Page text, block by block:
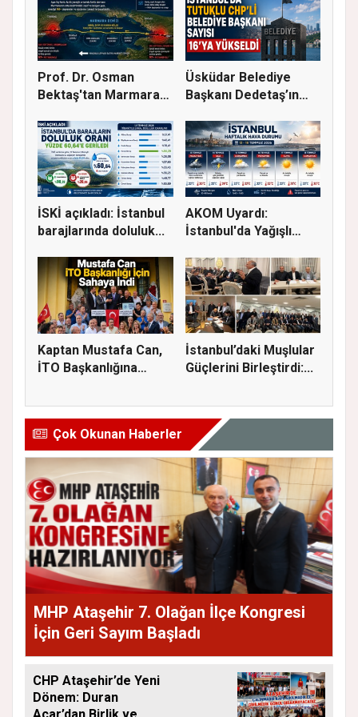
Prof. Dr. Osman
Bektaş'tan Marmara
Üsküdar Belediye
Başkanı Dedetaş’ın
İSKİ açıkladı: İstanbul
barajlarında doluluk...
AKOM Uyardı:
İstanbul'da Yağışlı
Kaptan Mustafa Can,
İTO Başkanlığına
İstanbul’daki Muşlular
Güçlerini Birleştirdi:...
Çok Okunan Haberler
MHP Ataşehir 7. Olağan İlçe Kongresi
İçin Geri Sayım Başladı
CHP Ataşehir’de Yeni
Dönem: Duran
Acar’dan Birlik ve